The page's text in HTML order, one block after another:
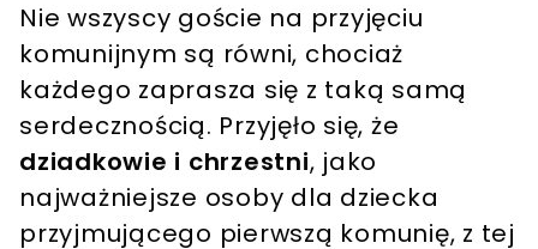
Nie wszyscy goście na przyjęciu
komunijnym są równi, chociaż
każdego zaprasza się z taką samą
serdecznością. Przyjęło się, że
dziadkowie i chrzestni, jako
najważniejsze osoby dla dziecka
przyjmującego pierwszą komunię, z tej